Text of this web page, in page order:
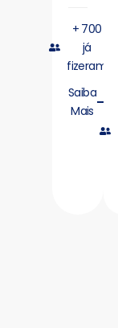
+ 700
já
fizeram
Saiba
Mais